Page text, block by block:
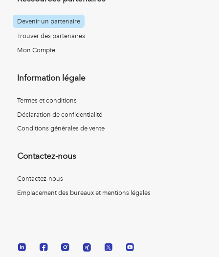
Devenir un partenaire
Trouver des partenaires
Mon Compte
Information légale
Termes et conditions
Déclaration de confidentialité
Conditions générales de vente
Contactez-nous
Contactez-nous
Emplacement des bureaux et mentions légales